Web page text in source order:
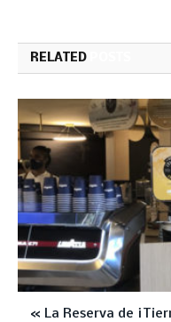
RELATED
« La Reserva de